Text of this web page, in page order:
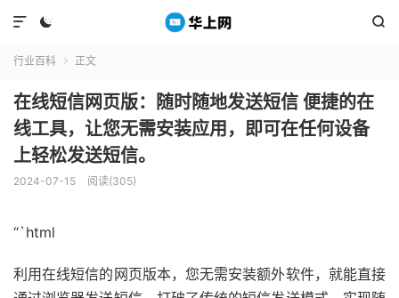
 

行业百科  正文
在线短信网页版：随时随地发送短信 便捷的在
线工具，让您无需安装应用，即可在任何设备
上轻松发送短信。
2024-07-15 阅读(305)
“`html
利用在线短信的网页版本，您无需安装额外软件，就能直接